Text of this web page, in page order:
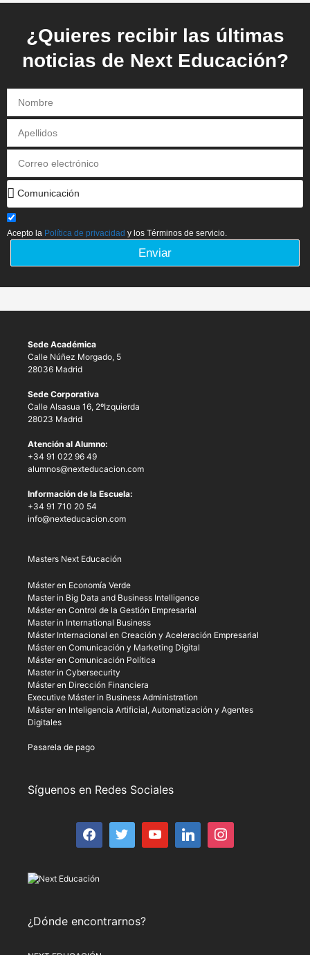
¿Quieres recibir las últimas
noticias de Next Educación?
Acepto la Política de privacidad y los Términos de servicio.
Enviar
Sede Académica
Calle Núñez Morgado, 5
28036 Madrid
Sede Corporativa
Calle Alsasua 16, 2ºIzquierda
28023 Madrid
Atención al Alumno:
+34 91 022 96 49
alumnos@nexteducacion.com
Información de la Escuela:
+34 91 710 20 54
info@nexteducacion.com
Masters Next Educación
Máster en Economía Verde
Master in Big Data and Business Intelligence
Máster en Control de la Gestión Empresarial
Master in International Business
Máster Internacional en Creación y Aceleración Empresarial
Máster en Comunicación y Marketing Digital
Máster en Comunicación Política
Master in Cybersecurity
Máster en Dirección Financiera
Executive Máster in Business Administration
Máster en Inteligencia Artificial, Automatización y Agentes
Digitales
Pasarela de pago
Síguenos en Redes Sociales
¿Dónde encontrarnos?